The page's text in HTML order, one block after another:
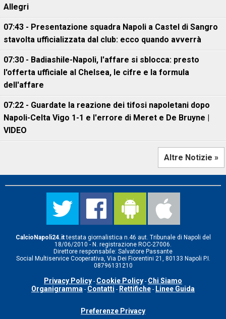
Allegri
07:43 - Presentazione squadra Napoli a Castel di Sangro
stavolta ufficializzata dal club: ecco quando avverrà
07:30 - Badiashile-Napoli, l'affare si sblocca: presto
l'offerta ufficiale al Chelsea, le cifre e la formula
dell'affare
07:22 - Guardate la reazione dei tifosi napoletani dopo
Napoli-Celta Vigo 1-1 e l'errore di Meret e De Bruyne |
VIDEO
Altre Notizie »
CalcioNapoli24.ittestata giornalistica n.46 aut. Tribunale di Napoli del
18/06/2010 - N. registrazione ROC-27006.
Direttore responsabile: Salvatore Passante
Social Multiservice Cooperativa, Via Dei Fiorentini 21, 80133 Napoli P.I.
08796131210
Privacy Policy - Cookie Policy - Chi Siamo
Organigramma - Contatti - Rettifiche - Linee Guida
Preferenze Privacy